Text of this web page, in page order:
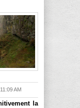
AM
la